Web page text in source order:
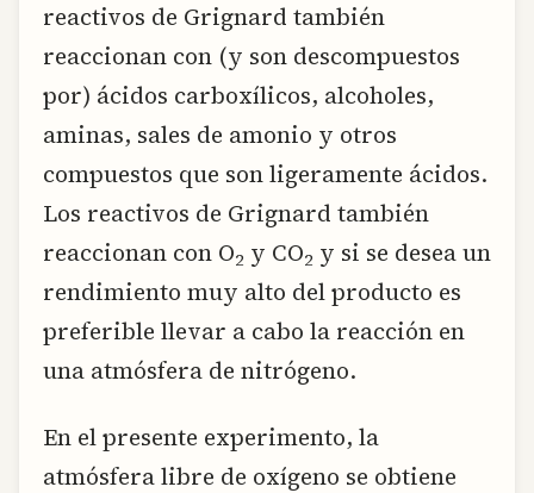
reactivos de Grignard también
reaccionan con (y son descompuestos
por) ácidos carboxílicos, alcoholes,
aminas, sales de amonio y otros
compuestos que son ligeramente ácidos.
Los reactivos de Grignard también
reaccionan con O2 y CO2 y si se desea un
rendimiento muy alto del producto es
preferible llevar a cabo la reacción en
una atmósfera de nitrógeno.
En el presente experimento, la
atmósfera libre de oxígeno se obtiene